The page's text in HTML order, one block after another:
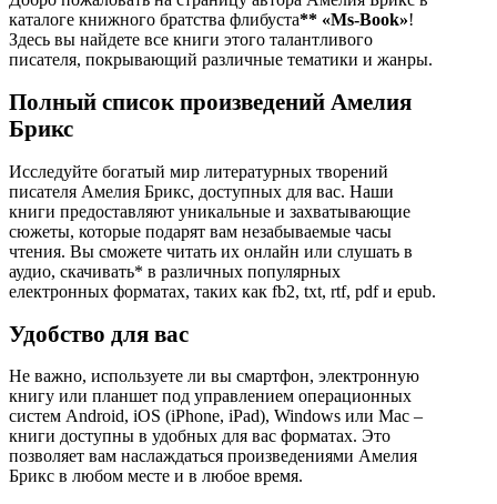
каталоге книжного братства флибуста** «Ms-Book»!
Здесь вы найдете все книги этого талантливого
писателя, покрывающий различные тематики и жанры.
Полный список произведений Амелия
Брикс
Исследуйте богатый мир литературных творений
писателя Амелия Брикс, доступных для вас. Наши
книги предоставляют уникальные и захватывающие
сюжеты, которые подарят вам незабываемые часы
чтения. Вы сможете читать их онлайн или слушать в
аудио, скачивать* в различных популярных
електронных форматах, таких как fb2, txt, rtf, pdf и epub.
Удобство для вас
Не важно, используете ли вы смартфон, электронную
книгу или планшет под управлением операционных
систем Android, iOS (iPhone, iPad), Windows или Mac –
книги доступны в удобных для вас форматах. Это
позволяет вам наслаждаться произведениями Амелия
Брикс в любом месте и в любое время.